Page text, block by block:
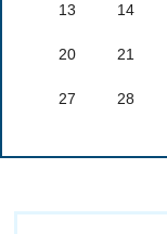
13 14
20 21
27 28